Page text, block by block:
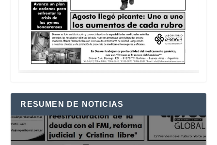
RESUMEN DE NOTICIAS
Reproductor
de
vídeo